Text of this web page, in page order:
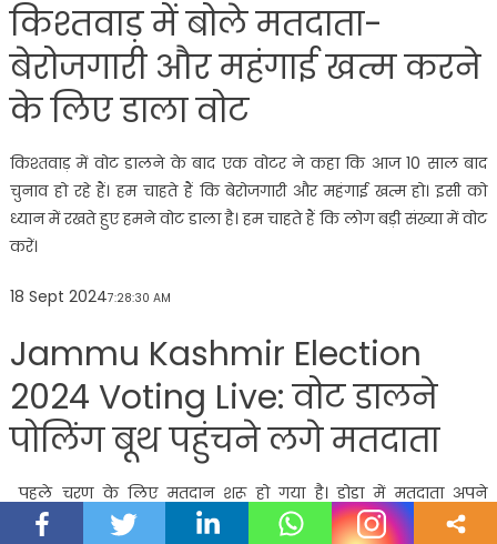
किश्तवाड़ में बोले मतदाता-
बेरोजगारी और महंगाई खत्म करने
के लिए डाला वोट
किश्तवाड़ में वोट डालने के बाद एक वोटर ने कहा कि आज 10 साल बाद
चुनाव हो रहे हैं। हम चाहते हैं कि बेरोजगारी और महंगाई खत्म हो। इसी को
ध्यान में रखते हुए हमने वोट डाला है। हम चाहते हैं कि लोग बड़ी संख्या में वोट
करें।
18 Sept 20247:28:30 AM
Jammu Kashmir Election
2024 Voting Live: वोट डालने
पोलिंग बूथ पहुंचने लगे मतदाता
पहले चरण के लिए मतदान शरू हो गया है। डोडा में मतदाता अपने
मताधिकार का प्रयोग करने के लिए पोलिंग बूथ पहुंचने लगे हैं। डोडा सीट से